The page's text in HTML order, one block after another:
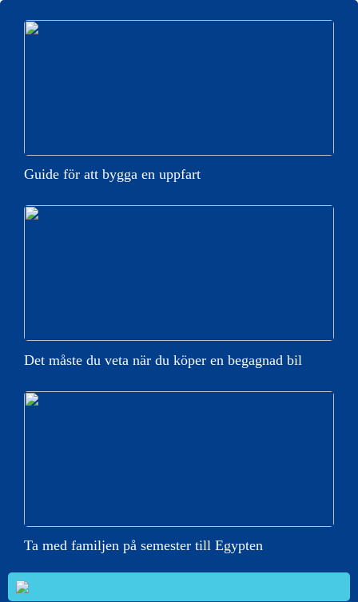
Guide för att bygga en uppfart
Det måste du veta när du köper en begagnad bil
Ta med familjen på semester till Egypten